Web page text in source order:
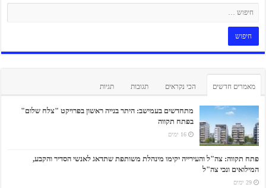
מאמרים חדשים הכי נקראים תגובות תגיות
מתחדשים בעמישב: היתר בנייה ראשון בפרויקט "צלח שלום"
בפתח תקווה
16 ימים
פתח תקווה: צה"ל והעירייה יקימו מינהלת משותפת שתדאג לאנשי הסדיר והקבע,
המילואים ונכי צה"ל
29 ימים